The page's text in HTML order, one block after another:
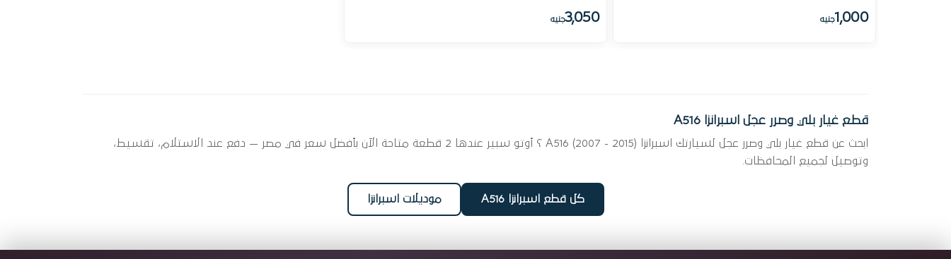
1,000جنيه 3,050جنيه
قطع غيار بلي وصرر عجل اسبرانزا A516
ابحث عن قطع غيار بلي وصرر عجل لسيارتك اسبرانزا A516 (2007 - 2015) ؟ أوتو سبير عندها 2 قطعة متاحة الآن بأفضل سعر في مصر — دفع عند الاستلام، تقسيط،
وتوصيل لجميع المحافظات.
كل قطع اسبرانزا A516 موديلات اسبرانزا